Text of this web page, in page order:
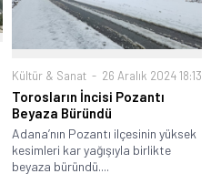
Kültür & Sanat 26 Aralık 2024 18:13
Torosların İncisi Pozantı
Beyaza Büründü
Adana’nın Pozantı ilçesinin yüksek
kesimleri kar yağışıyla birlikte
beyaza büründü....